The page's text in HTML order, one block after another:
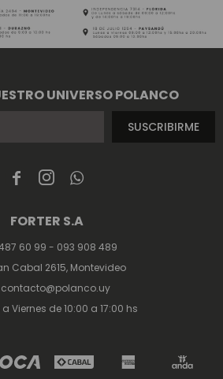
  
FORTER S.A
60 99 - 093 908 489
Cabal 2615, Montevideo
contacto@polanco.uy
a Viernes de 10:00 a 17:00 hs
UNIVERSO POLANCO
SUSCRIBIRME